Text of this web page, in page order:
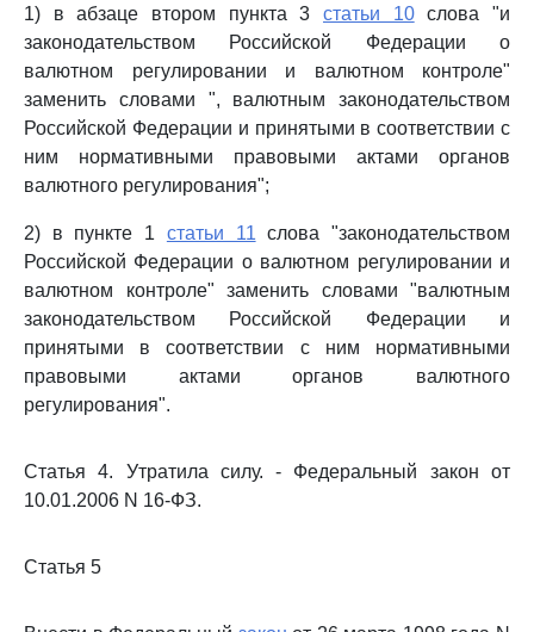
1) в абзаце втором пункта 3 статьи 10слова "и
законодательством Российской Федерации о
валютном регулировании и валютном контроле"
заменить словами ", валютным законодательством
Российской Федерации и принятыми в соответствии с
ним нормативными правовыми актами органов
валютного регулирования";
2) в пункте 1 статьи 11 слова "законодательством
Российской Федерации о валютном регулировании и
валютном контроле" заменить словами "валютным
законодательством Российской Федерации и
принятыми в соответствии с ним нормативными
правовыми актами органов валютного
регулирования".
Статья 4. Утратила силу. - Федеральный закон от
10.01.2006 N 16-ФЗ.
Статья 5